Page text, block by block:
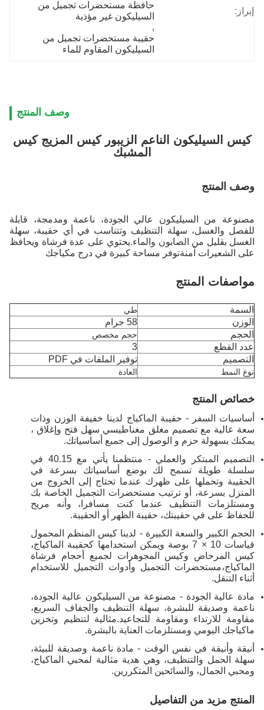
إبراز:
حافظة مستحضرات تجميل من
السيليكون غير مؤذية
,
حقيبة مستحضرات تجميل من
السيليكون المقاوم للماء
وصف المنتج
كيس السيليكون الناعم الزيبور كيس المزيج كيس
المشبك
وصف المنتج
مصنوعة من السيليكون عالي الجودة، ناعمة ومدمجة، قابلة
للفصل والغسل، سهلة التنظيف وتتناسب في أي حقيبة، سهلة
الغسل بقليل من الصابون والماء.يحتوي على عدة فرشاة ويحافظ
على الشعيرات آمنةتوفر مساحة كبيرة في درج مكياجك
مواصفات المنتج
السمة طي
الوزن
58 جرام
الحجم
حجم مخصص
عدد القطع
3
التصميم
توفير الملفات في PDF
نوع النمط العادة
خصائص المنتج
أساسيات السفر - حقيبة الماكياج لدينا خفيفة الوزن وذات
سعة عالية مع تصميم مغلق مغناطيسي سهل فتح وإغلاق ،
يمكنك بسهولة حزم و الوصول إلى جميع أساسياتك.
التصميم المبتكر والعملي - منتظمنا يأتي مع 40.15 في
سلسلة طويلة تسمح لك بوضع أساسياتك بسرعة في
الحقيبة وتحملها على ظهرك عندما تحتاج إلى الخروج من
المنزل بسرعة، أو ترتيب مستحضرات التجميل الخاصة بك
ومستلزمات التنظيف عندما كنت مسافرا، وأنه مريح
للحفاظ على في حقيبتك، حقيبة الظهر أو الحقيبة.
الحجم الكبير والسعة الكبيرة - لدينا كيس المنظم المحمول
قياسات 10 × 7 بوصة ويمكن استخدامها كحقيبة الماكياج،
كيس المرحاض وكيس المجوهرات لجميع أحجام فرشاة
الماكياج،مستحضرات التجميل وأدوات التجميل للاستخدام
أثناء التنقل.
مادة عالية الجودة - مصنوعة من السيليكون عالية الجودة،
ناعمة وصديقة للبشرة، سهلة التنظيف والجفاف السريع،
مقاومة للارتداء ومقاومة للتجاعيد.مثالية لتنظيم وتخزين
ماكياجك اليومي ومستلزمات العناية بالبشرة.
أنيقة وأنيقة في نفس الوقت - مادة ناعمة وصديقة للبيئة،
سهلة الحمل والتنظيف، وهي هدية مثالية لمحبي الماكياج،
ومحبي الجمال، والسائحين المتكررين.
المنتج مزيد من التفاصيل